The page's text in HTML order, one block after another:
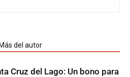
Más del autor
Cruz del Lago: Un bono para